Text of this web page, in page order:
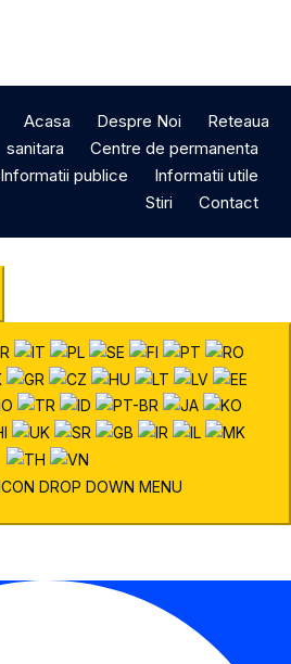
Acasa Despre Noi
Reteaua
sanitara
Centre de permanenta
Informatii publice
Informatii utile
Stiri
Contact